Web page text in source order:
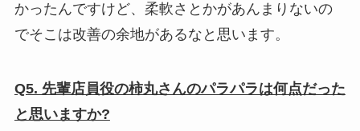
かったんですけど、柔軟さとかがあんまりないの
でそこは改善の余地があるなと思います。
Q5. 先輩店員役の柿丸さんのパラパラは何点だった
と思いますか?